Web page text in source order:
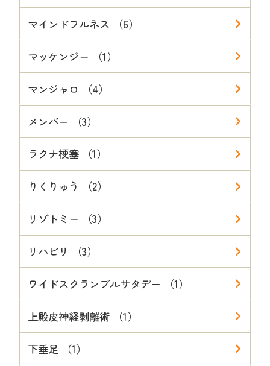
マインドフルネス （6）
マッケンジー （1）
マンジャロ （4）
メンバー （3）
ラクナ梗塞 （1）
りくりゅう （2）
リゾトミー （3）
リハビリ （3）
ワイドスクランブルサタデー （1）
上殿皮神経剥離術 （1）
下垂足 （1）